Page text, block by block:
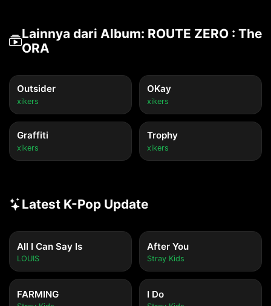
Lainnya dari Album: ROUTE ZERO : The
ORA
Outsider
xikers
OKay
xikers
Graffiti
xikers
Trophy
xikers
Latest K-Pop Update
All I Can Say Is
LOUIS
After You
Stray Kids
FARMING I Do